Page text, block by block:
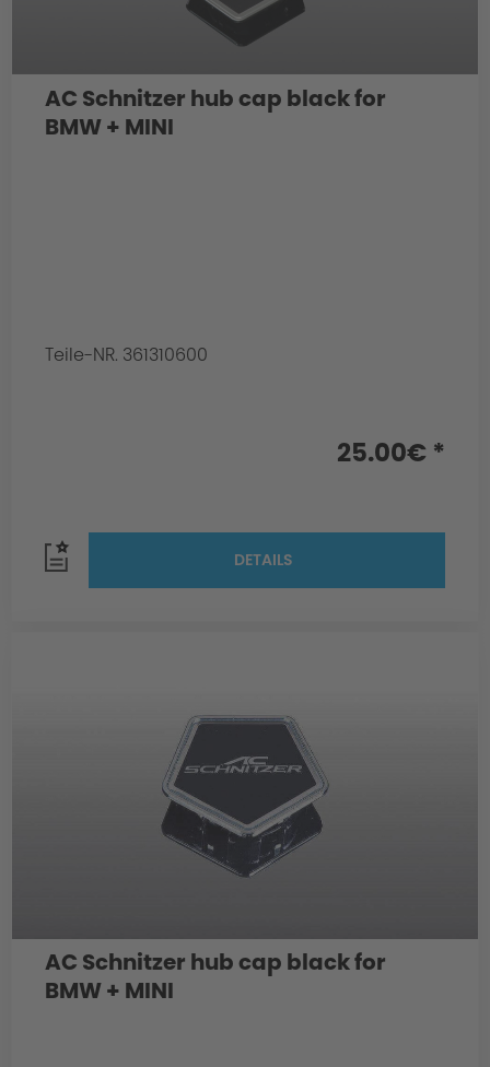
AC Schnitzer hub cap black for
BMW + MINI
Teile-NR. 361310600
25.00€ *
DETAILS
AC Schnitzer hub cap black for
BMW + MINI